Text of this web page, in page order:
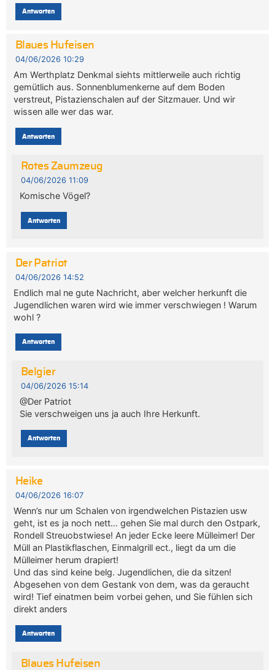
Antworten
Blaues Hufeisen
04/06/2026 10:29
Am Werthplatz Denkmal siehts mittlerweile auch richtig
gemütlich aus. Sonnenblumenkerne auf dem Boden
verstreut, Pistazienschalen auf der Sitzmauer. Und wir
wissen alle wer das war.
Antworten
Rotes Zaumzeug
04/06/2026 11:09
Komische Vögel?
Antworten
Der Patriot
04/06/2026 14:52
Endlich mal ne gute Nachricht, aber welcher herkunft die
Jugendlichen waren wird wie immer verschwiegen ! Warum
wohl ?
Antworten
Belgier
04/06/2026 15:14
@Der Patriot
Sie verschweigen uns ja auch Ihre Herkunft.
Antworten
Heike
04/06/2026 16:07
Wenn’s nur um Schalen von irgendwelchen Pistazien usw
geht, ist es ja noch nett… gehen Sie mal durch den Ostpark,
Rondell Streuobstwiese! An jeder Ecke leere Mülleimer! Der
Müll an Plastikflaschen, Einmalgrill ect., liegt da um die
Mülleimer herum drapiert!
Und das sind keine belg. Jugendlichen, die da sitzen!
Abgesehen von dem Gestank von dem, was da geraucht
wird! Tief einatmen beim vorbei gehen, und Sie fühlen sich
direkt anders
Antworten
Blaues Hufeisen